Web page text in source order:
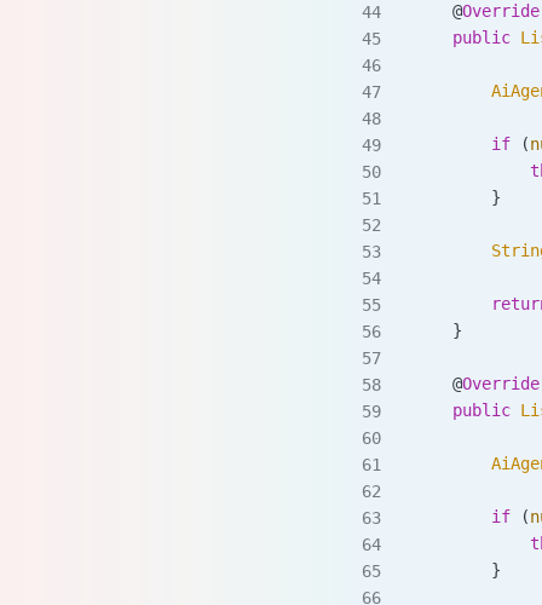
    @
Override
    public
        if
(
        }
    }
    @
Override
    public
        if
(
        }